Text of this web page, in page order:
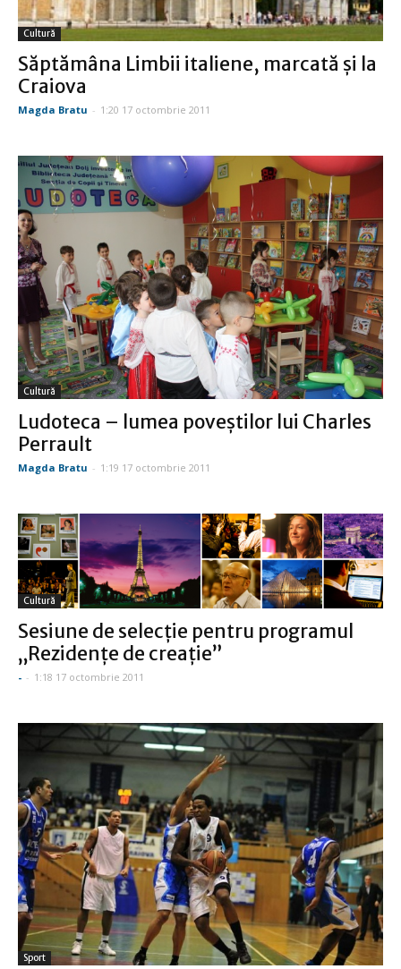
Cultură
Săptămâna Limbii italiene, marcată şi la
Craiova
Magda Bratu - 1:20 17 octombrie 2011
Cultură
Ludoteca – lumea poveştilor lui Charles
Perrault
Magda Bratu - 1:19 17 octombrie 2011
Cultură
Sesiune de selecţie pentru programul
„Rezidenţe de creaţie”
- - 1:18 17 octombrie 2011
Sport